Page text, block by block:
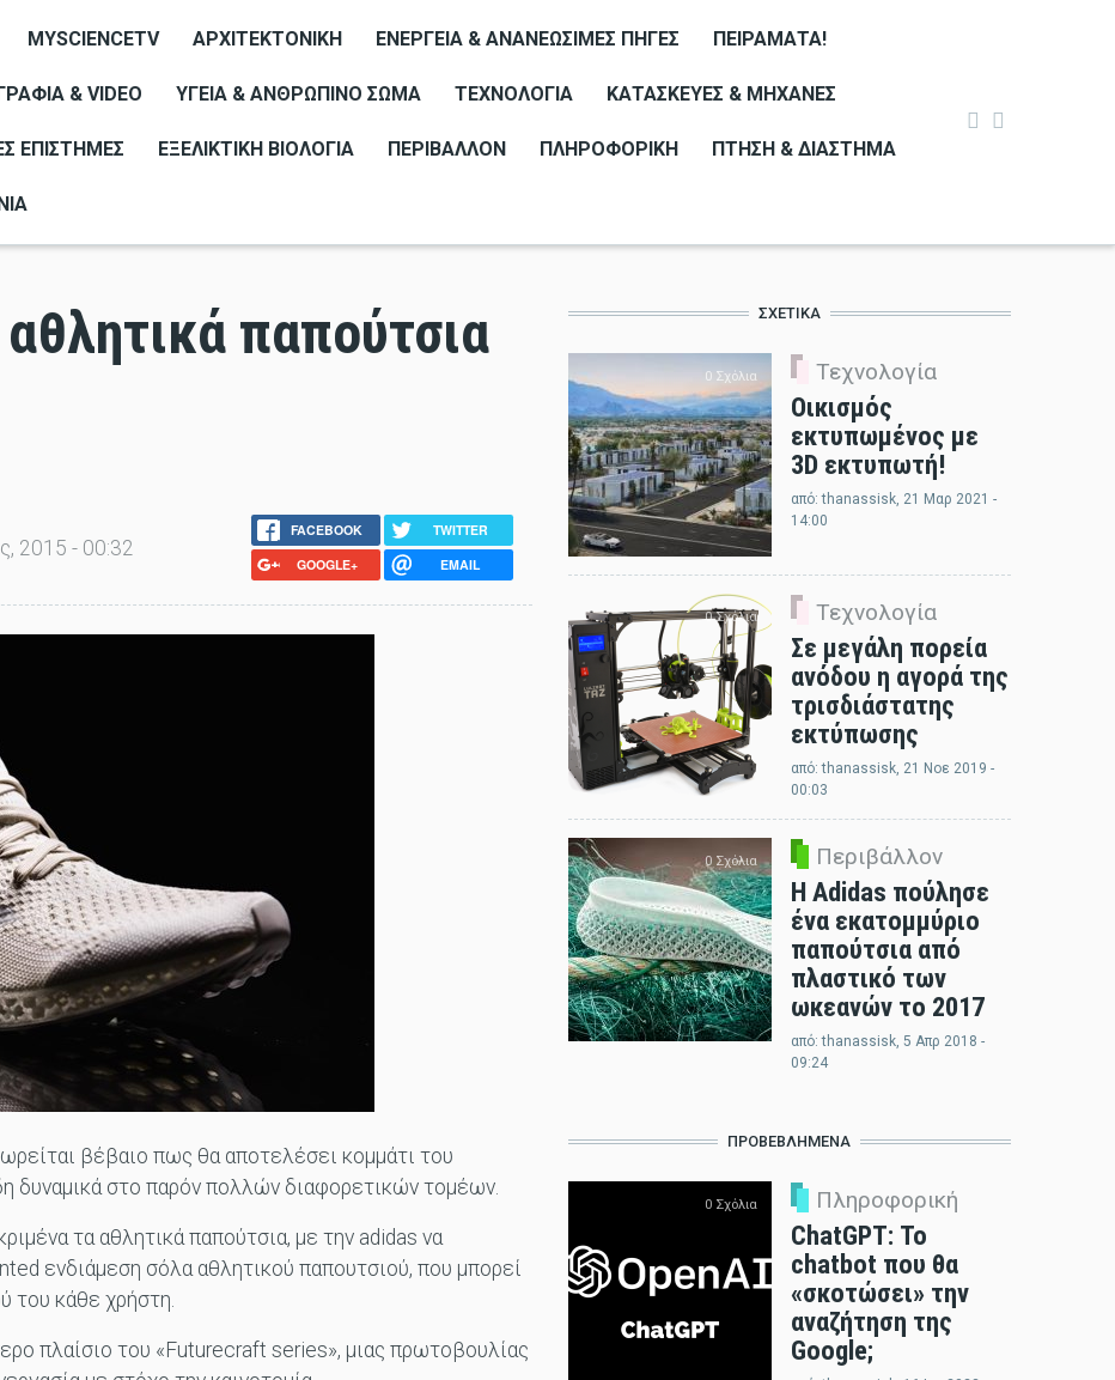
MYSCIENCETV ΑΡΧΙΤΕΚΤΟΝΙΚΉ ΕΝΈΡΓΕΙΑ & ΑΝΑΝΕΏΣΙΜΕΣ ΠΗΓΈΣ ΠΕΙΡΆΜΑΤΑ!
& VIDEO ΥΓΕΊΑ & ΑΝΘΡΏΠΙΝΟ ΣΏΜΑ ΤΕΧΝΟΛΟΓΊΑ ΚΑΤΑΣΚΕΥΈΣ & ΜΗΧΑΝΈΣ
ΕΠΙΣΤΉΜΕΣ ΕΞΕΛΙΚΤΙΚΉ ΒΙΟΛΟΓΊΑ ΠΕΡΙΒΆΛΛΟΝ ΠΛΗΡΟΦΟΡΙΚΉ ΠΤΉΣΗ & ΔΙΆΣΤΗΜΑ
παπούτσια
2015 - 00:32
FACEBOOK
TWITTER
GOOGLE+
EMAIL
βέβαιο πως θα αποτελέσει κομμάτι του
δυναμικά στο παρόν πολλών διαφορετικών τομέων.
τα αθλητικά παπούτσια, με την adidas να
ενδιάμεση σόλα αθλητικού παπουτσιού, που μπορεί
του κάθε χρήστη.
πλαίσιο του «Futurecraft series», μιας πρωτοβουλίας
ΣΧΕΤΙΚΆ
0 Σχόλια Τεχνολογία
Οικισμός
εκτυπωμένος με
3D εκτυπωτή!
από:thanassisk, 21 Μαρ 2021 -
14:00
0 Σχόλια Τεχνολογία
Σε μεγάλη πορεία
ανόδου η αγορά της
τρισδιάστατης
εκτύπωσης
από:thanassisk, 21 Νοε 2019 -
00:03
0 Σχόλια Περιβάλλον
Η Adidas πούλησε
ένα εκατομμύριο
παπούτσια από
πλαστικό των
ωκεανών το 2017
από:thanassisk, 5 Απρ 2018 -
09:24
ΠΡΟΒΕΒΛΗΜΈΝΑ
0 Σχόλια Πληροφορική
ChatGPT: Το
chatbot που θα
«σκοτώσει» την
αναζήτηση της
Google;